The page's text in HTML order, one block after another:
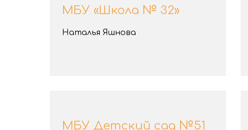
МБУ «Школа № 32»
Наталья Яшнова
МБУ Детский сад №51